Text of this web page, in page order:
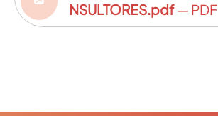
NSULTORES.pdf— PDF